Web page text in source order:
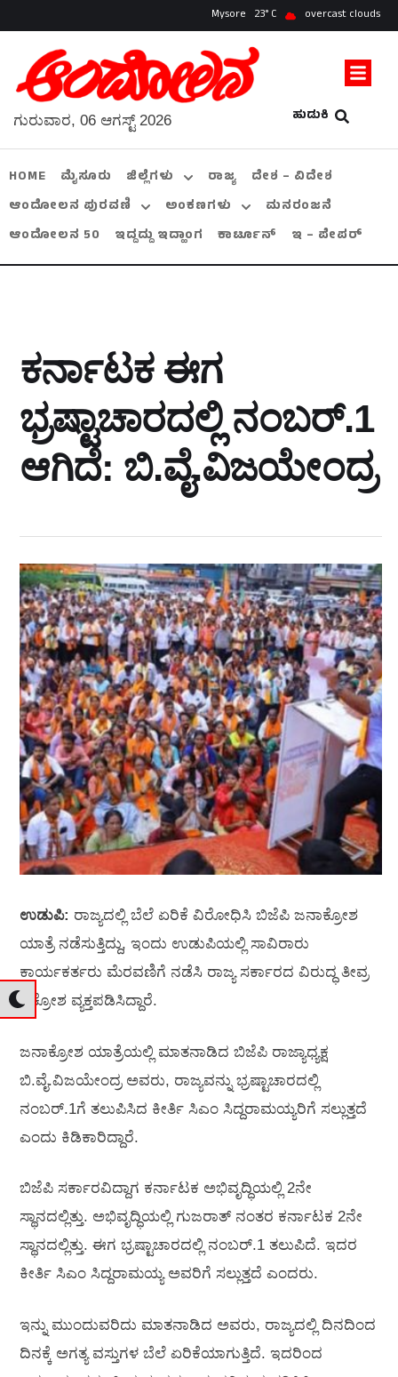
Mysore 23 overcast clouds
ಹುಡುಕಿ
ಗುರುವಾರ, 06 ಆಗಸ್ಟ್ 2026
HOME ಮೈಸೂರು ಜಿಲ್ಲೆಗಳು ರಾಜ್ಯ
ದೇಶ – ವಿದೇಶ
ಆಂದೋಲನ ಪುರವಣಿ
ಅಂಕಣಗಳು
ಮನರಂಜನೆ
ಆಂದೋಲನ 50
ಇದ್ದದ್ದು ಇದ್ಹಾಂಗ ಕಾರ್ಟೂನ್ ಇ – ಪೇಪರ್
ಕರ್ನಾಟಕ ಈಗ
ಭ್ರಷ್ಟಾಚಾರದಲ್ಲಿ ನಂಬರ್.‌1
ಆಗಿದೆ: ಬಿ.ವೈ.ವಿಜಯೇಂದ್ರ
ಉಡುಪಿ: ರಾಜ್ಯದಲ್ಲಿ ಬೆಲೆ ಏರಿಕೆ ವಿರೋಧಿಸಿ ಬಿಜೆಪಿ ಜನಾಕ್ರೋಶ
ಯಾತ್ರೆ ನಡೆಸುತ್ತಿದ್ದು, ಇಂದು ಉಡುಪಿಯಲ್ಲಿ ಸಾವಿರಾರು
ಕಾರ್ಯಕರ್ತರು ಮೆರವಣಿಗೆ ನಡೆಸಿ ರಾಜ್ಯ ಸರ್ಕಾರದ ವಿರುದ್ಧ ತೀವ್ರ
ಆಕ್ರೋಶ ವ್ಯಕ್ತಪಡಿಸಿದ್ದಾರೆ.
ಜನಾಕ್ರೋಶ ಯಾತ್ರೆಯಲ್ಲಿ ಮಾತನಾಡಿದ ಬಿಜೆಪಿ ರಾಜ್ಯಾಧ್ಯಕ್ಷ
ಬಿ.ವೈ.ವಿಜಯೇಂದ್ರ ಅವರು, ರಾಜ್ಯವನ್ನು ಭ್ರಷ್ಟಾಚಾರದಲ್ಲಿ
ನಂಬರ್.‌1ಗೆ ತಲುಪಿಸಿದ ಕೀರ್ತಿ ಸಿಎಂ ಸಿದ್ದರಾಮಯ್ಯರಿಗೆ ಸಲ್ಲುತ್ತದೆ
ಎಂದು ಕಿಡಿಕಾರಿದ್ದಾರೆ.
ಬಿಜೆಪಿ ಸರ್ಕಾರವಿದ್ದಾಗ ಕರ್ನಾಟಕ ಅಭಿವೃದ್ಧಿಯಲ್ಲಿ 2ನೇ
ಸ್ಥಾನದಲ್ಲಿತ್ತು. ಅಭಿವೃದ್ಧಿಯಲ್ಲಿ ಗುಜರಾತ್‌ ನಂತರ ಕರ್ನಾಟಕ 2ನೇ
ಸ್ಥಾನದಲ್ಲಿತ್ತು. ಈಗ ಭ್ರಷ್ಟಾಚಾರದಲ್ಲಿ ನಂಬರ್.‌1 ತಲುಪಿದೆ. ಇದರ
ಕೀರ್ತಿ ಸಿಎಂ ಸಿದ್ದರಾಮಯ್ಯ ಅವರಿಗೆ ಸಲ್ಲುತ್ತದೆ ಎಂದರು.
ಇನ್ನು ಮುಂದುವರಿದು ಮಾತನಾಡಿದ ಅವರು, ರಾಜ್ಯದಲ್ಲಿ ದಿನದಿಂದ
ದಿನಕ್ಕೆ ಅಗತ್ಯ ವಸ್ತುಗಳ ಬೆಲೆ ಏರಿಕೆಯಾಗುತ್ತಿದೆ. ಇದರಿಂದ